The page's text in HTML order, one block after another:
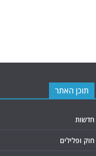
תוכן האתר
חדשות
חוק ופלילים